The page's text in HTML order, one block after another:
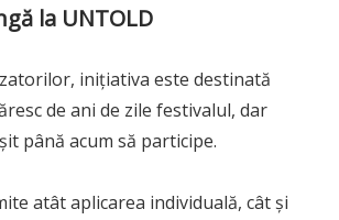
la UNTOLD
inițiativa este destinată
de ani de zile festivalul, dar
până acum să participe.
atât aplicarea individuală, cât și